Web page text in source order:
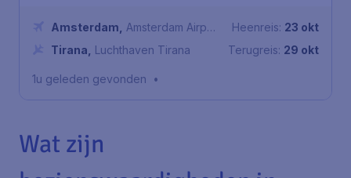
Amsterdam
Amsterdam Airport
Schiphol
Tirana Luchthaven Tirana
Heenreis: 23 okt
Terugreis: 29 okt
1u geleden gevonden •
Wat zijn